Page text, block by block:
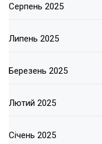
Серпень 2025
Липень 2025
Березень 2025
Лютий 2025
Січень 2025